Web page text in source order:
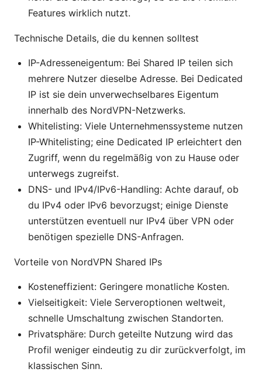
Features wirklich nutzt.
Technische Details, die du kennen solltest
IP-Adresseneigentum: Bei Shared IP teilen sich
mehrere Nutzer dieselbe Adresse. Bei Dedicated
IP ist sie dein unverwechselbares Eigentum
innerhalb des NordVPN-Netzwerks.
Whitelisting: Viele Unternehmenssysteme nutzen
IP-Whitelisting; eine Dedicated IP erleichtert den
Zugriff, wenn du regelmäßig von zu Hause oder
unterwegs zugreifst.
DNS- und IPv4/IPv6-Handling: Achte darauf, ob
du IPv4 oder IPv6 bevorzugst; einige Dienste
unterstützen eventuell nur IPv4 über VPN oder
benötigen spezielle DNS-Anfragen.
Vorteile von NordVPN Shared IPs
Kosteneffizient: Geringere monatliche Kosten.
Vielseitigkeit: Viele Serveroptionen weltweit,
schnelle Umschaltung zwischen Standorten.
Privatsphäre: Durch geteilte Nutzung wird das
Profil weniger eindeutig zu dir zurückverfolgt, im
klassischen Sinn.